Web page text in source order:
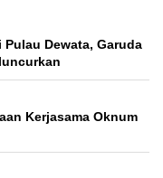
Dewata, Garuda
Kerjasama Oknum